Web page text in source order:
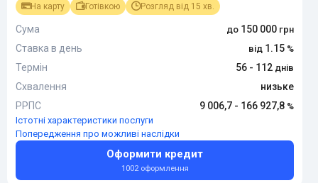
На карту Готівкою Розгляд від 15 хв.
Сума
150 000
Ставка в день
1.15
Термін
56 - 112
Схвалення
низьке
РРПС
9 006,7 - 166 927,8
Істотні характеристики послуги
Попередження про можливі наслідки
Оформити кредит
1002 оформлення